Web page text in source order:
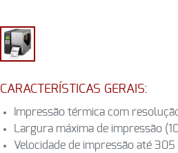
CARACTERÍSTICAS GERAIS:
Impressão térmica com
Largura máxima de impressão
Velocidade de impressão até